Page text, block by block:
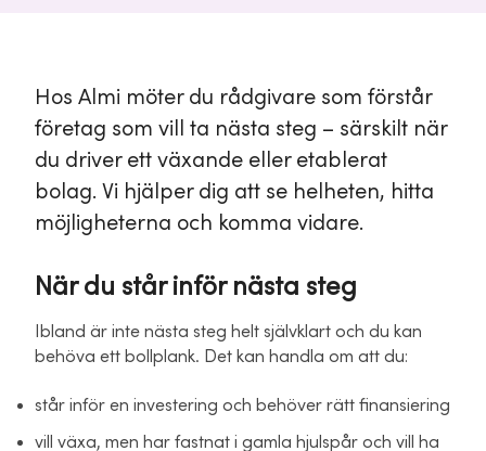
Hos Almi möter du rådgivare som förstår
företag som vill ta nästa steg – särskilt när
du driver ett växande eller etablerat
bolag. Vi hjälper dig att se helheten, hitta
möjligheterna och komma vidare.
När du står inför nästa steg
Ibland är inte nästa steg helt självklart och du kan
behöva ett bollplank. Det kan handla om att du:
står inför en investering och behöver rätt finansiering
vill växa, men har fastnat i gamla hjulspår och vill ha